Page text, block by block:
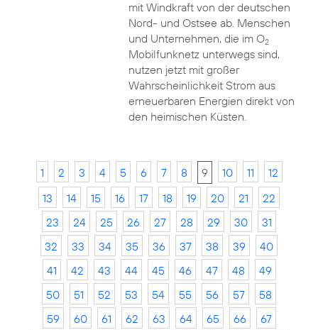
mit Windkraft von der deutschen
Nord- und Ostsee ab. Menschen
und Unternehmen, die im O2
Mobilfunknetz unterwegs sind,
nutzen jetzt mit großer
Wahrscheinlichkeit Strom aus
erneuerbaren Energien direkt von
den heimischen Küsten.
1 2 3 4 5 6 7 8 9 10 11
12
13
14 15 16 17 18 19 20 21
22
23
24 25 26 27 28 29 30
31
32
33 34 35 36 37 38 39
40
41
42 43 44 45 46 47 48
49
50
51 52 53 54 55 56 57
58
59
60 61 62 63 64 65 66
67